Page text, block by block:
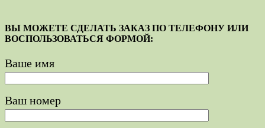
ВЫ МОЖЕТЕ СДЕЛАТЬ ЗАКАЗ ПО ТЕЛЕФОНУ ИЛИ
ВОСПОЛЬЗОВАТЬСЯ ФОРМОЙ:
Ваше имя
Ваш номер